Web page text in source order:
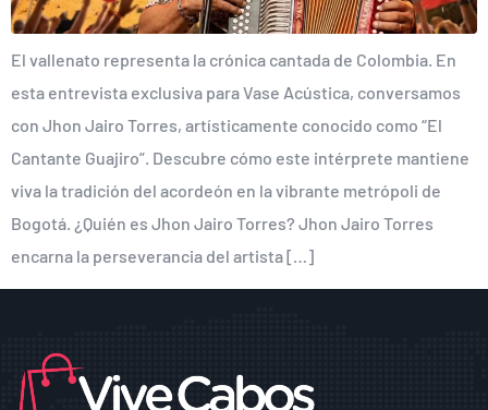
El vallenato representa la crónica cantada de Colombia. En
esta entrevista exclusiva para Vase Acústica, conversamos
con Jhon Jairo Torres, artísticamente conocido como “El
Cantante Guajiro”. Descubre cómo este intérprete mantiene
viva la tradición del acordeón en la vibrante metrópoli de
Bogotá. ¿Quién es Jhon Jairo Torres? Jhon Jairo Torres
encarna la perseverancia del artista […]